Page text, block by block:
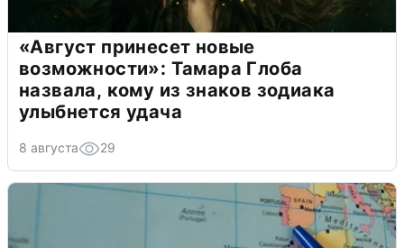
«Август принесет новые
возможности»: Тамара Глоба
назвала, кому из знаков зодиака
улыбнется удача
8 августа 29